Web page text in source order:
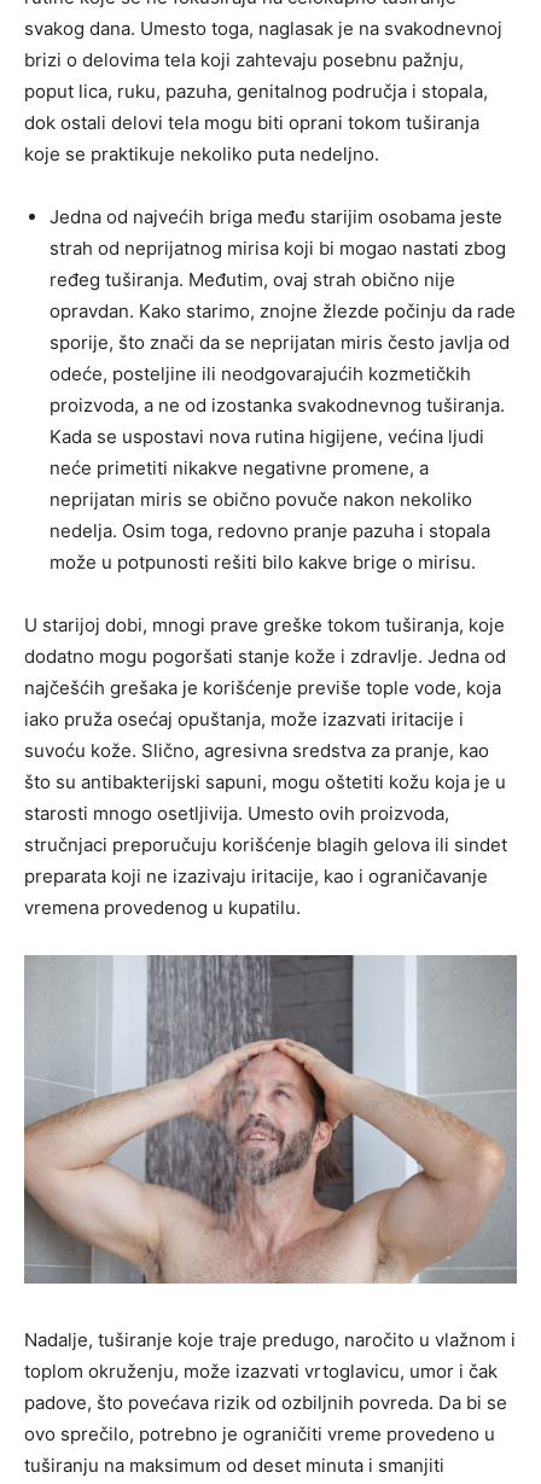
svakog dana. Umesto toga, naglasak je na svakodnevnoj
brizi o delovima tela koji zahtevaju posebnu pažnju,
poput lica, ruku, pazuha, genitalnog područja i stopala,
dok ostali delovi tela mogu biti oprani tokom tuširanja
koje se praktikuje nekoliko puta nedeljno.
Jedna od najvećih briga među starijim osobama jeste
strah od neprijatnog mirisa koji bi mogao nastati zbog
ređeg tuširanja. Međutim, ovaj strah obično nije
opravdan. Kako starimo, znojne žlezde počinju da rade
sporije, što znači da se neprijatan miris često javlja od
odeće, posteljine ili neodgovarajućih kozmetičkih
proizvoda, a ne od izostanka svakodnevnog tuširanja.
Kada se uspostavi nova rutina higijene, većina ljudi
neće primetiti nikakve negativne promene, a
neprijatan miris se obično povuče nakon nekoliko
nedelja. Osim toga, redovno pranje pazuha i stopala
može u potpunosti rešiti bilo kakve brige o mirisu.
U starijoj dobi, mnogi prave greške tokom tuširanja, koje
dodatno mogu pogoršati stanje kože i zdravlje. Jedna od
najčešćih grešaka je korišćenje previše tople vode, koja
iako pruža osećaj opuštanja, može izazvati iritacije i
suvoću kože. Slično, agresivna sredstva za pranje, kao
što su antibakterijski sapuni, mogu oštetiti kožu koja je u
starosti mnogo osetljivija. Umesto ovih proizvoda,
stručnjaci preporučuju korišćenje blagih gelova ili sindet
preparata koji ne izazivaju iritacije, kao i ograničavanje
vremena provedenog u kupatilu.
Nadalje, tuširanje koje traje predugo, naročito u vlažnom i
toplom okruženju, može izazvati vrtoglavicu, umor i čak
padove, što povećava rizik od ozbiljnih povreda. Da bi se
ovo sprečilo, potrebno je ograničiti vreme provedeno u
tuširanju na maksimum od deset minuta i smanjiti